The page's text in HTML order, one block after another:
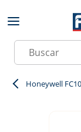
Skip to main
Site Search
Honeywell